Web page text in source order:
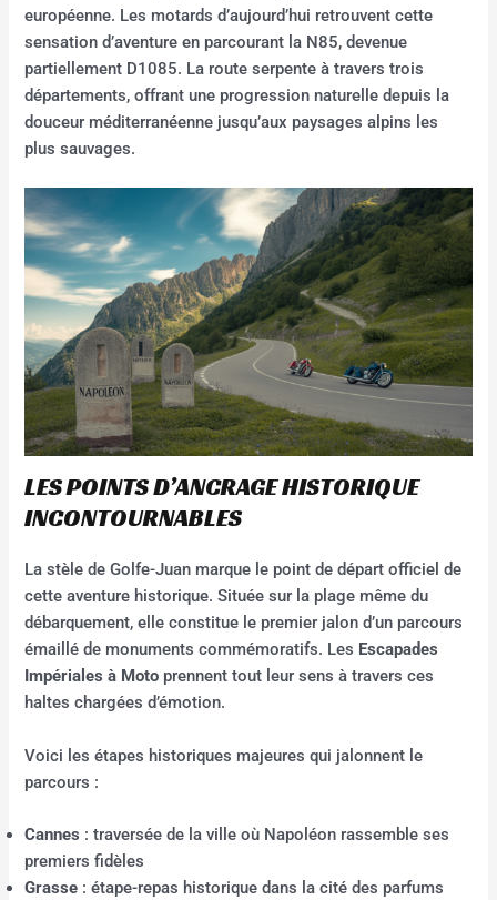
européenne. Les motards d’aujourd’hui retrouvent cette
sensation d’aventure en parcourant la N85, devenue
partiellement D1085. La route serpente à travers trois
départements, offrant une progression naturelle depuis la
douceur méditerranéenne jusqu’aux paysages alpins les
plus sauvages.
LES POINTS D’ANCRAGE HISTORIQUE
INCONTOURNABLES
La stèle de Golfe-Juan marque le point de départ officiel de
cette aventure historique. Située sur la plage même du
débarquement, elle constitue le premier jalon d’un parcours
émaillé de monuments commémoratifs. Les Escapades
Impériales à Moto prennent tout leur sens à travers ces
haltes chargées d’émotion.
Voici les étapes historiques majeures qui jalonnent le
parcours :
Cannes : traversée de la ville où Napoléon rassemble ses
premiers fidèles
Grasse : étape-repas historique dans la cité des parfums